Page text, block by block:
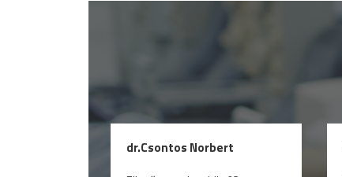
dr.Csontos Norbert